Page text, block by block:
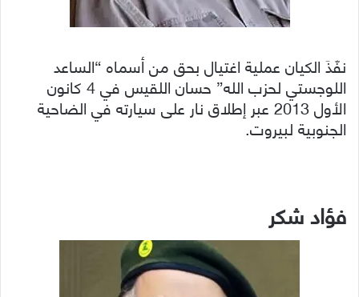
نفّذَ الكيان عملية اغتيال بحق من أسماه “الساعد
اللوجستي لحزب الله” حسان اللقيس في 4 كانون
الأول 2013 عبر إطلاق نار على سيارته في الضاحية
الجنوبية لبيروت.
فؤاد شكر